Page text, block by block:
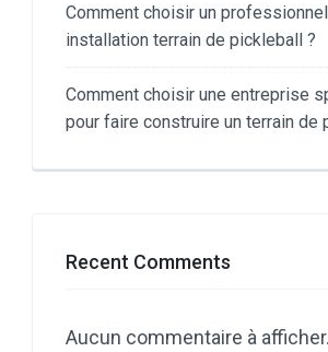
Comment choisir un
installation terrain de pickleball ?
Comment choisir une entreprise
pour faire construire un terrain de
Recent Comments
Aucun commentaire à afficher.